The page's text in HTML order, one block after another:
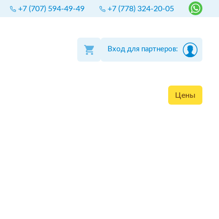
+7 (707) 594-49-49 +7 (778) 324-20-05
Вход для партнеров:
Цены